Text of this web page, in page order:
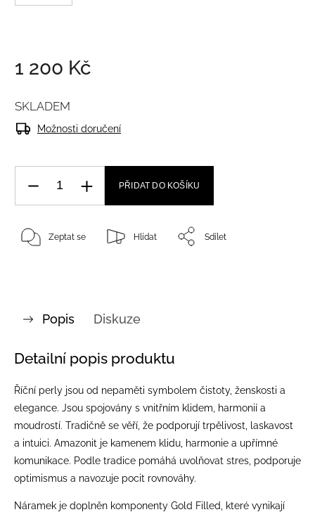
1 200 Kč
SKLADEM
Možnosti doručení
PŘIDAT DO KOŠÍKU
Zeptat se Hlídat Sdílet
Popis Diskuze
Detailní popis produktu
Říční perly jsou od nepaměti symbolem čistoty, ženskosti a
elegance. Jsou spojovány s vnitřním klidem, harmonií a
moudrostí. Tradičně se věří, že podporují trpělivost, laskavost
a intuici. Amazonit je kamenem klidu, harmonie a upřímné
komunikace. Podle tradice pomáhá uvolňovat stres, podporuje
optimismus a navozuje pocit rovnováhy.
Náramek je doplněn komponenty Gold Filled, které vynikají